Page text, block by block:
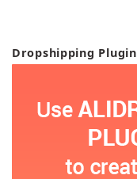
Dropshipping Plugin